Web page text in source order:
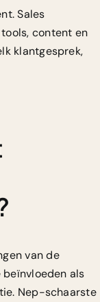
Sales
content en
klantgesprek,
van de
als
Nep-schaarste